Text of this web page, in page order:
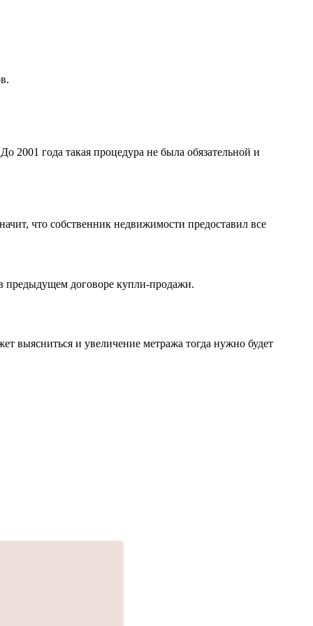
2001 года такая процедура не была обязательной и
что собственник недвижимости предоставил все
предыдущем договоре купли-продажи.
выясниться и увеличение метража тогда нужно будет